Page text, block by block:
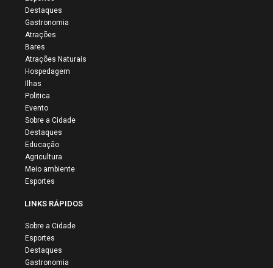
Destaques
Gastronomia
Atrações
Bares
Atrações Naturais
Hospedagem
Ilhas
Politica
Evento
Sobre a Cidade
Destaques
Educação
Agricultura
Meio ambiente
Esportes
LINKS RÁPIDOS
Sobre a Cidade
Esportes
Destaques
Gastronomia